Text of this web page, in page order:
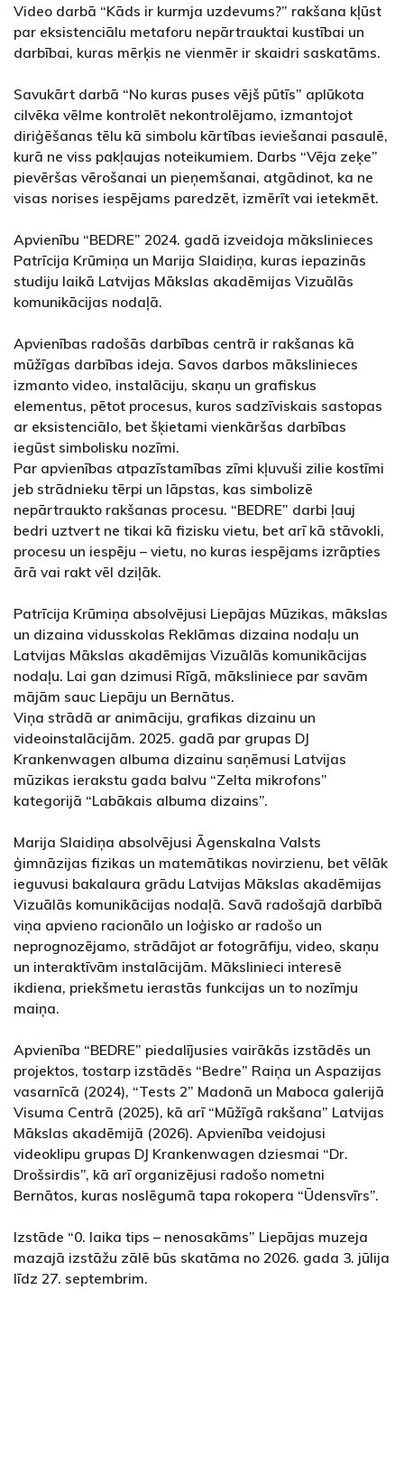
Video darbā “Kāds ir kurmja uzdevums?” rakšana kļūst
par eksistenciālu metaforu nepārtrauktai kustībai un
darbībai, kuras mērķis ne vienmēr ir skaidri saskatāms.
Savukārt darbā “No kuras puses vējš pūtīs” aplūkota
cilvēka vēlme kontrolēt nekontrolējamo, izmantojot
diriģēšanas tēlu kā simbolu kārtības ieviešanai pasaulē,
kurā ne viss pakļaujas noteikumiem. Darbs “Vēja zeķe”
pievēršas vērošanai un pieņemšanai, atgādinot, ka ne
visas norises iespējams paredzēt, izmērīt vai ietekmēt.
Apvienību “BEDRE” 2024. gadā izveidoja mākslinieces
Patrīcija Krūmiņa un Marija Slaidiņa, kuras iepazinās
studiju laikā Latvijas Mākslas akadēmijas Vizuālās
komunikācijas nodaļā.
Apvienības radošās darbības centrā ir rakšanas kā
mūžīgas darbības ideja. Savos darbos mākslinieces
izmanto video, instalāciju, skaņu un grafiskus
elementus, pētot procesus, kuros sadzīviskais sastopas
ar eksistenciālo, bet šķietami vienkāršas darbības
iegūst simbolisku nozīmi.
Par apvienības atpazīstamības zīmi kļuvuši zilie kostīmi
jeb strādnieku tērpi un lāpstas, kas simbolizē
nepārtraukto rakšanas procesu. “BEDRE” darbi ļauj
bedri uztvert ne tikai kā fizisku vietu, bet arī kā stāvokli,
procesu un iespēju – vietu, no kuras iespējams izrāpties
ārā vai rakt vēl dziļāk.
Patrīcija Krūmiņa absolvējusi Liepājas Mūzikas, mākslas
un dizaina vidusskolas Reklāmas dizaina nodaļu un
Latvijas Mākslas akadēmijas Vizuālās komunikācijas
nodaļu. Lai gan dzimusi Rīgā, māksliniece par savām
mājām sauc Liepāju un Bernātus.
Viņa strādā ar animāciju, grafikas dizainu un
videoinstalācijām. 2025. gadā par grupas DJ
Krankenwagen albuma dizainu saņēmusi Latvijas
mūzikas ierakstu gada balvu “Zelta mikrofons”
kategorijā “Labākais albuma dizains”.
Marija Slaidiņa absolvējusi Āgenskalna Valsts
ģimnāzijas fizikas un matemātikas novirzienu, bet vēlāk
ieguvusi bakalaura grādu Latvijas Mākslas akadēmijas
Vizuālās komunikācijas nodaļā. Savā radošajā darbībā
viņa apvieno racionālo un loģisko ar radošo un
neprognozējamo, strādājot ar fotogrāfiju, video, skaņu
un interaktīvām instalācijām. Mākslinieci interesē
ikdiena, priekšmetu ierastās funkcijas un to nozīmju
maiņa.
Apvienība “BEDRE” piedalījusies vairākās izstādēs un
projektos, tostarp izstādēs “Bedre” Raiņa un Aspazijas
vasarnīcā (2024), “Tests 2” Madonā un Maboca galerijā
Visuma Centrā (2025), kā arī “Mūžīgā rakšana” Latvijas
Mākslas akadēmijā (2026). Apvienība veidojusi
videoklipu grupas DJ Krankenwagen dziesmai “Dr.
Drošsirdis”, kā arī organizējusi radošo nometni
Bernātos, kuras noslēgumā tapa rokopera “Ūdensvīrs”.
Izstāde “0. laika tips – nenosakāms” Liepājas muzeja
mazajā izstāžu zālē būs skatāma no 2026. gada 3. jūlija
līdz 27. septembrim.